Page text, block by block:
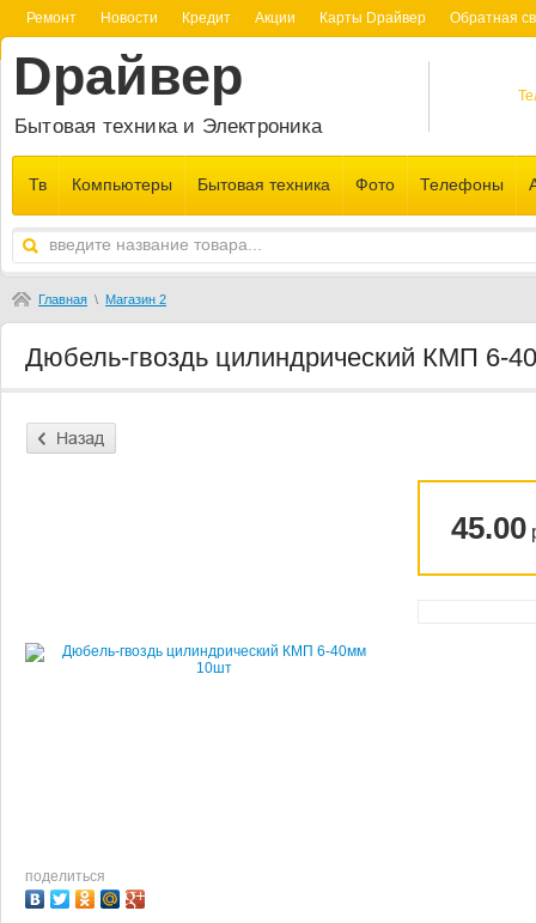
Ремонт Новости Кредит Акции Карты Dрайвер Обратная
Dрайвер
Бытовая техника и Электроника
Тв Компьютеры Бытовая техника Фото Телефоны
Главная \ Магазин 2
Дюбель-гвоздь цилиндрический КМП 6-
поделиться
45.00